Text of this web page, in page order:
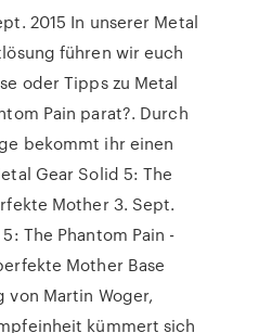
2015 In unserer Metal
führen wir euch
oder Tipps zu Metal
Pain parat?. Durch
bekommt ihr einen
Gear Solid 5: The
Mother 3. Sept.
The Phantom Pain -
Mother Base
von Martin Woger,
kümmert sich